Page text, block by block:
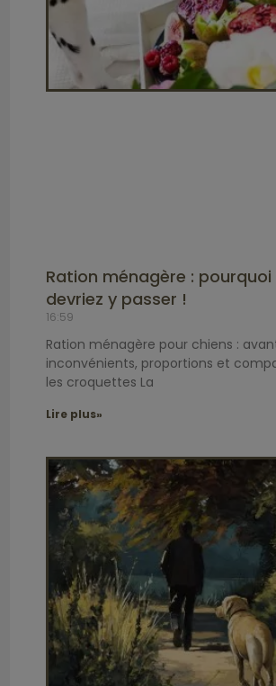
Ration ménagère : pourquoi
devriez y passer !
16:59
Ration ménagère pour chiens :
inconvénients, proportions et
les croquettes La
Lire plus»